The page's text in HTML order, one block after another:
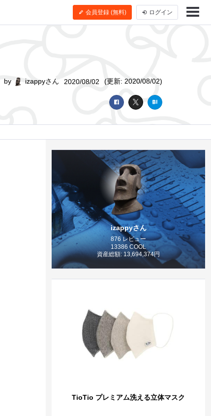
会員登録 (無料) ログイン
by izappyさん 2020/08/02 (更新: 2020/08/02)
izappyさん
876 レビュー
13386 COOL
資産総額: 13,694,374円
TioTio プレミアム洗える立体マスク